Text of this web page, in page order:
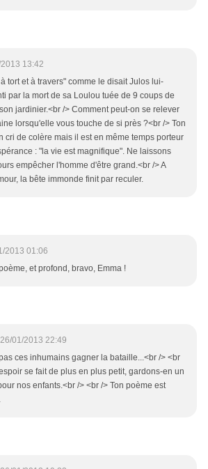
13:42
tort et à travers" comme le disait Julos lui-
par la mort de sa Loulou tuée de 9 coups de
jardinier.<br /> Comment peut-on se relever
lorsqu'elle vous touche de si près ?<br /> Ton
cri de colère mais il est en même temps porteur
: "la vie est magnifique". Ne laissons
empêcher l'homme d'être grand.<br /> A
la bête immonde finit par reculer.
2013 01:06
et profond, bravo, Emma !
26/01/2013 22:49
ces inhumains gagner la bataille...<br /> <br
se fait de plus en plus petit, gardons-en un
nos enfants.<br /> <br /> Ton poème est